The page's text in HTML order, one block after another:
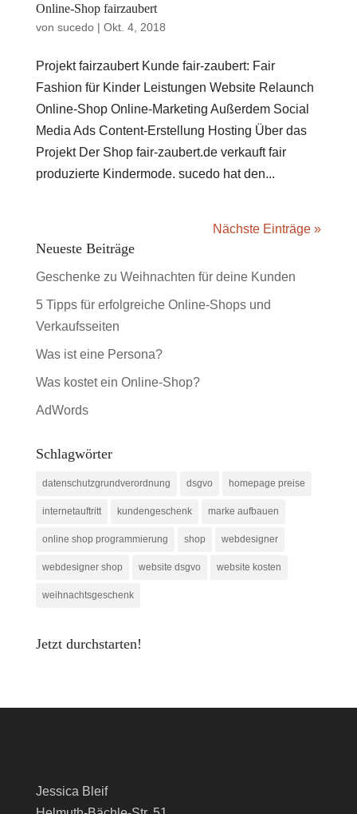
Online-Shop fairzaubert
von sucedo| Okt. 4, 2018
Projekt fairzaubert Kunde fair-zaubert: Fair
Fashion für Kinder Leistungen Website Relaunch
Online-Shop Online-Marketing Außerdem Social
Media Ads Content-Erstellung Hosting Über das
Projekt Der Shop fair-zaubert.de verkauft fair
produzierte Kindermode. sucedo hat den...
Nächste Einträge »
Neueste Beiträge
Geschenke zu Weihnachten für deine Kunden
5 Tipps für erfolgreiche Online-Shops und
Verkaufsseiten
Was ist eine Persona?
Was kostet ein Online-Shop?
AdWords
Schlagwörter
datenschutzgrundverordnung dsgvo homepage preise
internetauftritt kundengeschenk marke aufbauen
online shop programmierung shop webdesigner
webdesigner shop website dsgvo website kosten
weihnachtsgeschenk
Jetzt durchstarten!
Jessica Bleif